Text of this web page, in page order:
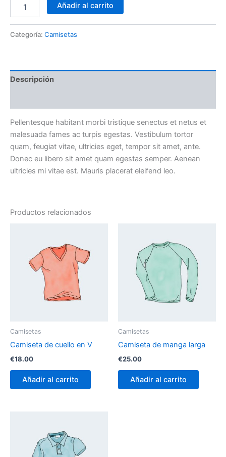
Añadir al carrito
Categoría: Camisetas
Descripción
Pellentesque habitant morbi tristique senectus et netus et
malesuada fames ac turpis egestas. Vestibulum tortor
quam, feugiat vitae, ultricies eget, tempor sit amet, ante.
Donec eu libero sit amet quam egestas semper. Aenean
ultricies mi vitae est. Mauris placerat eleifend leo.
Productos relacionados
Camisetas
Camiseta de cuello en V
€18.00
Añadir al carrito
Camisetas
Camiseta de manga larga
€25.00
Añadir al carrito